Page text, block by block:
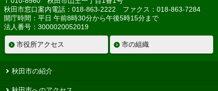
秋田市窓口案内電話：018-863-2222 ファクス：018-863-7284
開庁時間：平日 午前8時30分から午後5時15分まで
法人番号：3000020052019
市役所アクセス 市の組織
秋田市の紹介